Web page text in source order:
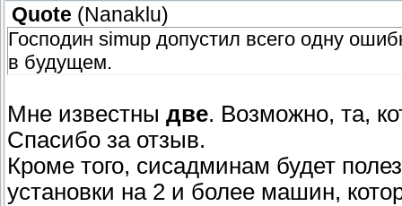
Quote (Nanaklu)
Господин simup допустил всего одну
в будущем.
Мне известны две. Возможно, та,
Спасибо за отзыв.
Кроме того, сисадминам будет
установки на 2 и более машин,